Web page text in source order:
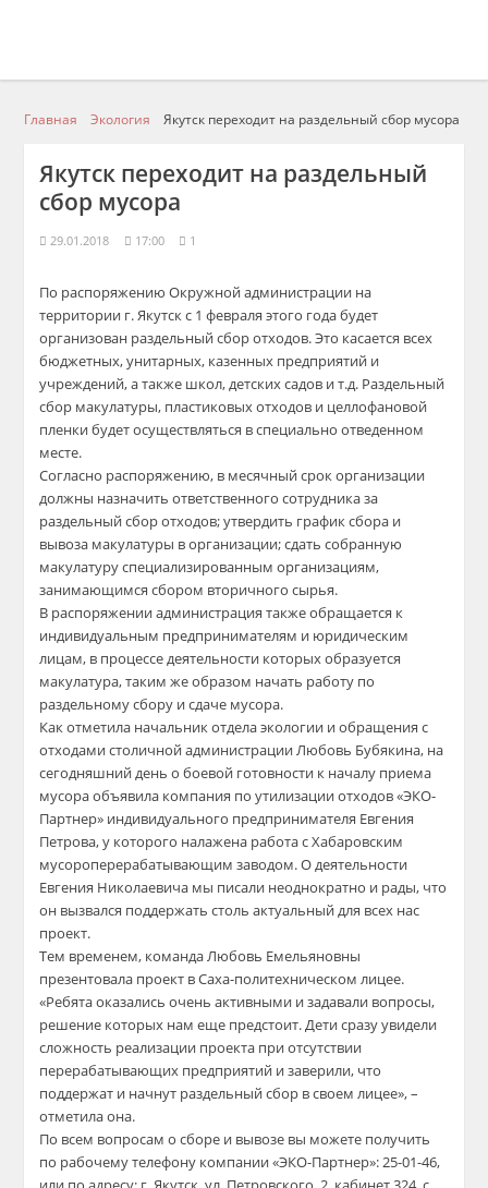
Главная Экология Якутск переходит на раздельный сбор мусора
Якутск переходит на раздельный
сбор мусора
29.01.2018 17:00 1
По распоряжению Окружной администрации на
территории г. Якутск с 1 февраля этого года будет
организован раздельный сбор отходов. Это касается всех
бюджетных, унитарных, казенных предприятий и
учреждений, а также школ, детских садов и т.д. Раздельный
сбор макулатуры, пластиковых отходов и целлофановой
пленки будет осуществляться в специально отведенном
месте.
Согласно распоряжению, в месячный срок организации
должны назначить ответственного сотрудника за
раздельный сбор отходов; утвердить график сбора и
вывоза макулатуры в организации; сдать собранную
макулатуру специализированным организациям,
занимающимся сбором вторичного сырья.
В распоряжении администрация также обращается к
индивидуальным предпринимателям и юридическим
лицам, в процессе деятельности которых образуется
макулатура, таким же образом начать работу по
раздельному сбору и сдаче мусора.
Как отметила начальник отдела экологии и обращения с
отходами столичной администрации Любовь Бубякина, на
сегодняшний день о боевой готовности к началу приема
мусора объявила компания по утилизации отходов «ЭКО-
Партнер» индивидуального предпринимателя Евгения
Петрова, у которого налажена работа с Хабаровским
мусороперерабатывающим заводом. О деятельности
Евгения Николаевича мы писали неоднократно и рады, что
он вызвался поддержать столь актуальный для всех нас
проект.
Тем временем, команда Любовь Емельяновны
презентовала проект в Саха-политехническом лицее.
«Ребята оказались очень активными и задавали вопросы,
решение которых нам еще предстоит. Дети сразу увидели
сложность реализации проекта при отсутствии
перерабатывающих предприятий и заверили, что
поддержат и начнут раздельный сбор в своем лицее», –
отметила она.
По всем вопросам о сборе и вывозе вы можете получить
по рабочему телефону компании «ЭКО-Партнер»: 25-01-46,